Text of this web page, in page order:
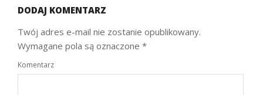
DODAJ KOMENTARZ
Twój adres e-mail nie zostanie opublikowany.
Wymagane pola są oznaczone *
Komentarz